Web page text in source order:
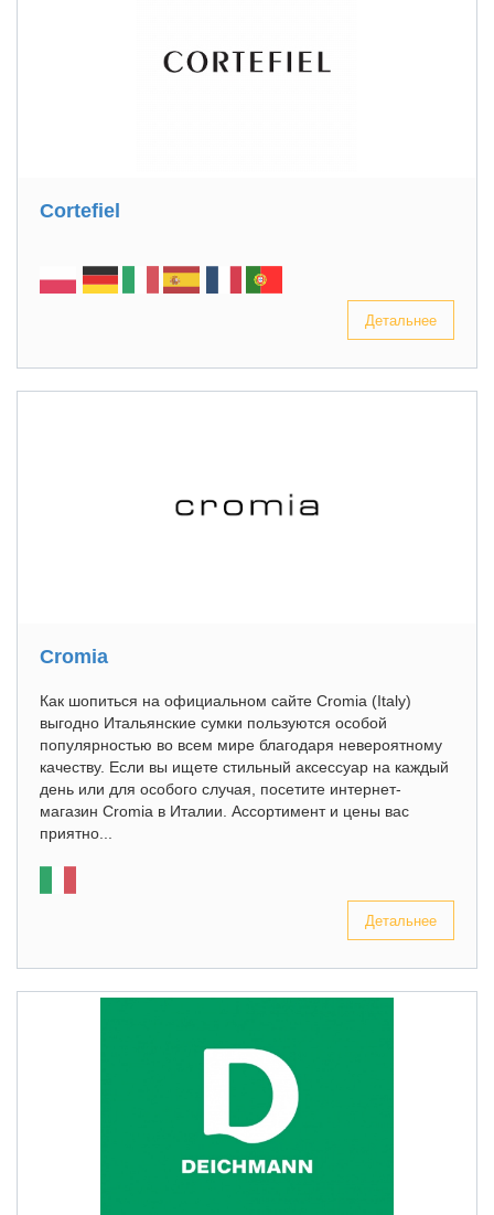
Cortefiel
Детальнее
Cromia
Как шопиться на официальном сайте Cromia (Italy)
выгодно Итальянские сумки пользуются особой
популярностью во всем мире благодаря невероятному
качеству. Если вы ищете стильный аксессуар на каждый
день или для особого случая, посетите интернет-
магазин Cromia в Италии. Ассортимент и цены вас
приятно...
Детальнее